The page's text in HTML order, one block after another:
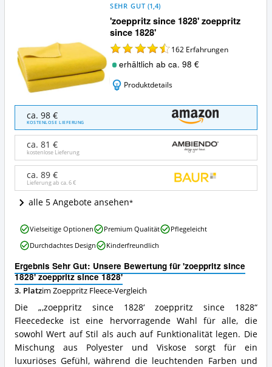
'zoeppritz since 1828' zoeppritz
since 1828'
SEHR GUT (1,4)
162 Erfahrungen
erhältlich ab ca. 98 €
Produktdetails
'zoeppritz
since
1828'
zoeppritz
since
1828'
Angebote:
ist
diese
Fleece
erhältlich?
ca. 98 €
KOSTENLOSE LIEFERUNG
ca. 81 €
kostenlose Lieferung
ca. 89 €
Lieferung ab ca.6 €
alle 5 Angebote ansehen
Ergebnis Sehr Gut: Unsere Bewertung für 'zoeppritz since
1828' zoeppritz since 1828'
3. Platzim Zoeppritz Fleece-Vergleich
Die „‚zoeppritz since 1828‘ zoeppritz since 1828“
Fleecedecke ist eine hervorragende Wahl für alle, die
sowohl Wert auf Stil als auch auf Funktionalität legen. Die
Mischung aus Polyester und Viskose sorgt für ein
luxuriöses Gefühl, während die leuchtenden Farben und
'zoeppritz
since
1828'
since
1828'
Vorteile:
Was
spricht
für
diese
Zoeppritz
Fleece?
Vielseitige Optionen Premium Qualität
Pflegeleicht
Durchdachtes Design
Kinderfreundlich